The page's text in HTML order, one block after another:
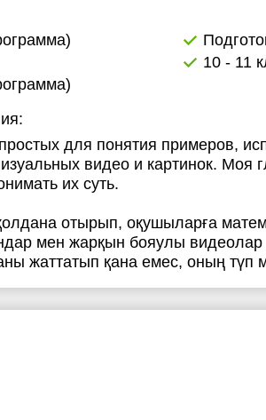
10 - 11
для понятия примеров,
видео и картинок. Моя
их суть.
отырып, оқушыларға
мен жарқын бояулы видеолар
жаттатып қана емес, оның түп